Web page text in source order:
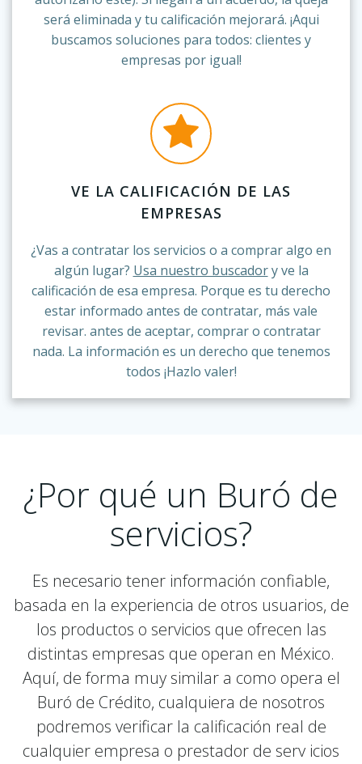
será eliminada y tu calificación mejorará. ¡Aqui
buscamos soluciones para todos: clientes y
empresas por igual!
VE LA CALIFICACIÓN DE LAS
EMPRESAS
¿Vas a contratar los servicios o a comprar algo en
algún lugar? Usa nuestro buscadory ve la
calificación de esa empresa. Porque es tu derecho
estar informado antes de contratar, más vale
revisar. antes de aceptar, comprar o contratar
nada. La información es un derecho que tenemos
todos ¡Hazlo valer!
¿Por qué un Buró de
servicios?
Es necesario tener información confiable,
basada en la experiencia de otros usuarios, de
los productos o servicios que ofrecen las
distintas empresas que operan en México.
Aquí, de forma muy similar a como opera el
Buró de Crédito, cualquiera de nosotros
podremos verificar la calificación real de
cualquier empresa o prestador de serv icios